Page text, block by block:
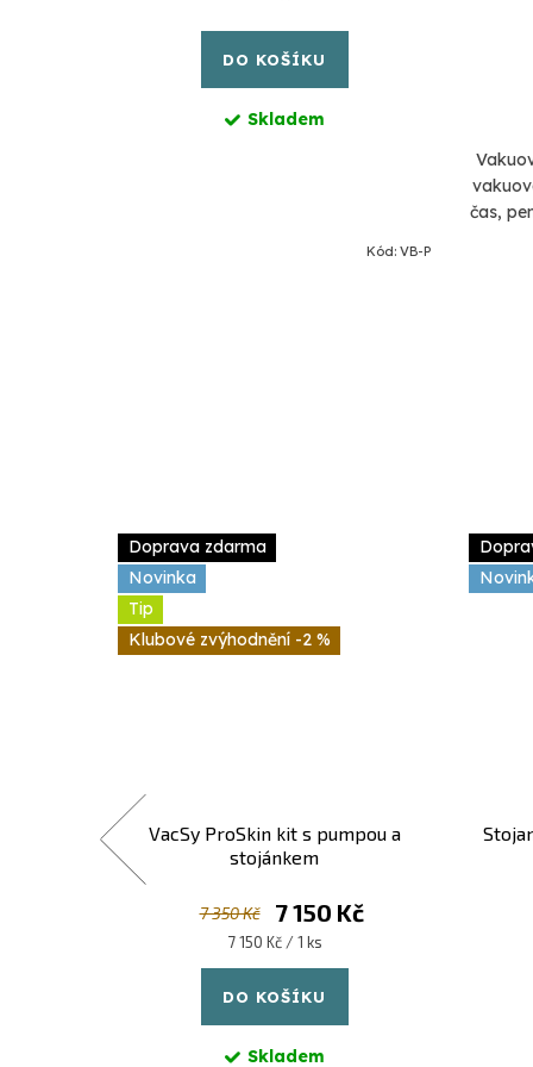
DO KOŠÍKU
Skladem
Kód: VB-P
čas,
Doprava zdarma
Novinka
Tip
-2 %
VacSy ProSkin kit s pumpou a
stojánkem
7 350 Kč 7 150 Kč
Měrná
cena:
7 150 Kč / 1 ks
DO KOŠÍKU
Skladem